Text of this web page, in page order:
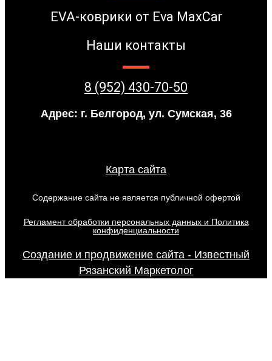
EVA-коврики от Eva MaxCar
Наши контакты
8 (952) 430-70-50
Адрес: г. Белгород, ул. Сумская, 36
Карта сайта
Содержание сайта не является публичной офертой
Регламент обработки персональных данных и Политика
конфиденциальности
Создание и продвижение сайта - Известный
Рязанский Маркетолог